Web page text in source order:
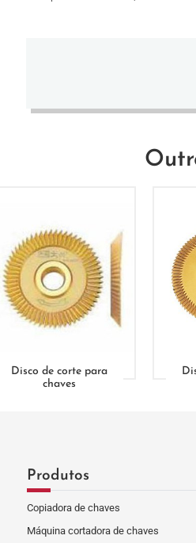
Disco de corte para
chaves
Produtos
Copiadora de chaves
Máquina cortadora de chaves